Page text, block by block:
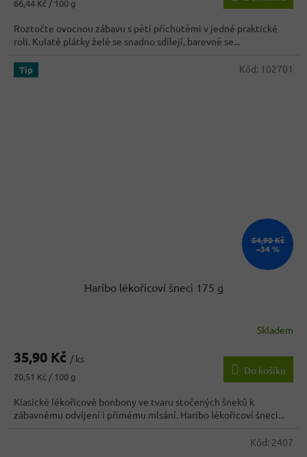
4,3
z
5
hvězdiček.
66,44 Kč / 100 g
Roztočte ovocnou zábavu s pěti příchutěmi v jedné praktické
roli. Kulaté plátky želé se snadno sdílejí, barevně se...
Tip
54,90 Kč
–34 %
Haribo lékořicoví šneci 175 g
Skladem
35,90 Kč / ks
Měrná
20,51 Kč / 100 g
Do košíku
Klasické lékořicové bonbony ve tvaru stočených šneků k
zábavnému odvíjení i přímému mlsání. Haribo lékořicoví šneci...
Kód: 102701
Kód: 2407